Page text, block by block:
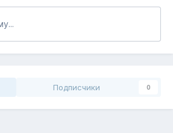
Подписчики 0